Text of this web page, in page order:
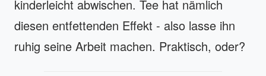
kinderleicht abwischen. Tee hat nämlich
diesen entfettenden Effekt - also lasse ihn
ruhig seine Arbeit machen. Praktisch, oder?